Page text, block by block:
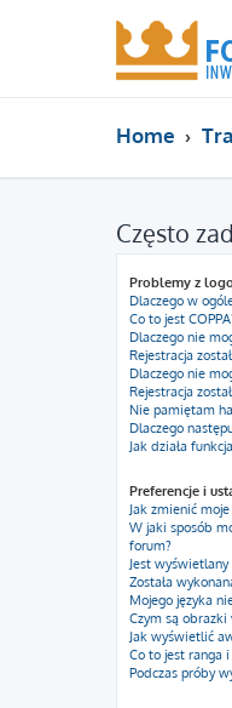
Home
Często
Problemy z
Dlaczego w
Co to jest
Dlaczego nie
Rejestracja
Dlaczego nie
Rejestracja
Nie pamiętam
Dlaczego
Jak działa
Preferencje i
Jak zmienić
W jaki sposób
forum?
Jest
Została
Mojego języka
Czym są
Jak wyświetlić
Co to jest ranga
Podczas próby